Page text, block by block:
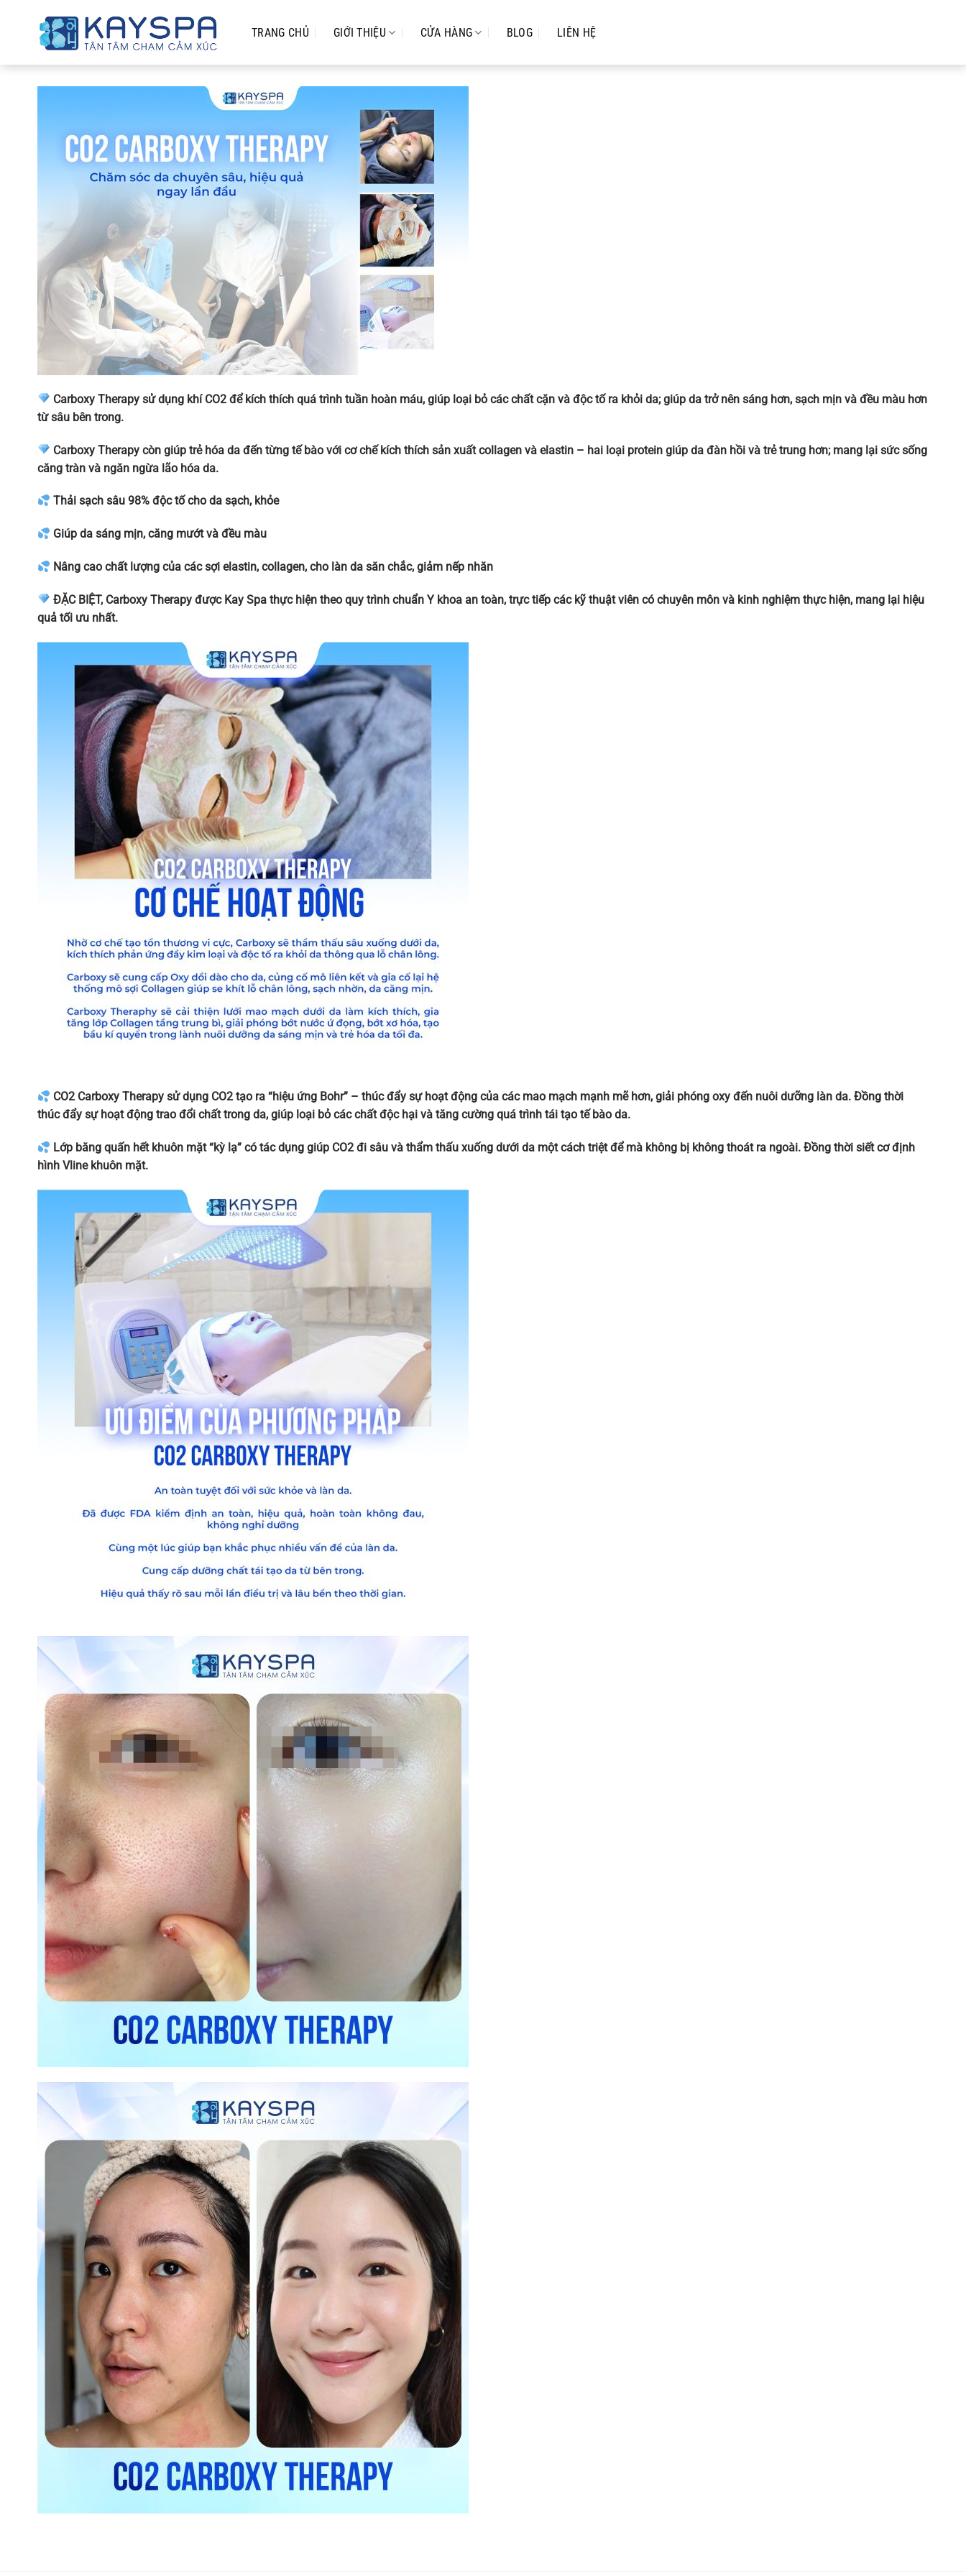
dung
TRANG CHỦ GIỚI THIỆU CỬA HÀNG BLOG LIÊN HỆ
Carboxy Therapy sử dụng khí CO2 để kích thích quá trình tuần hoàn máu, giúp loại bỏ các chất cặn và độc tố ra khỏi da; giúp da trở nên sáng hơn, sạch mịn và đều màu hơn
từ sâu bên trong.
Carboxy Therapy còn giúp trẻ hóa da đến từng tế bào với cơ chế kích thích sản xuất collagen và elastin – hai loại protein giúp da đàn hồi và trẻ trung hơn; mang lại sức sống
căng tràn và ngăn ngừa lão hóa da.
Thải sạch sâu 98% độc tố cho da sạch, khỏe
Giúp da sáng mịn, căng mướt và đều màu
Nâng cao chất lượng của các sợi elastin, collagen, cho làn da săn chắc, giảm nếp nhăn
ĐẶC BIỆT, Carboxy Therapy được Kay Spa thực hiện theo quy trình chuẩn Y khoa an toàn, trực tiếp các kỹ thuật viên có chuyên môn và kinh nghiệm thực hiện, mang lại hiệu
quả tối ưu nhất.
CO2 Carboxy Therapy sử dụng CO2 tạo ra “hiệu ứng Bohr” – thúc đẩy sự hoạt động của các mao mạch mạnh mẽ hơn, giải phóng oxy đến nuôi dưỡng làn da. Đồng thời
thúc đẩy sự hoạt động trao đổi chất trong da, giúp loại bỏ các chất độc hại và tăng cường quá trình tái tạo tế bào da.
Lớp băng quấn hết khuôn mặt “kỳ lạ” có tác dụng giúp CO2 đi sâu và thẩm thấu xuống dưới da một cách triệt để mà không bị không thoát ra ngoài. Đồng thời siết cơ định
hình Vline khuôn mặt.